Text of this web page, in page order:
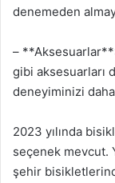
denemeden
–
gibi aksesuarları
deneyiminizi
2023 yılında
seçenek mevcut.
şehir